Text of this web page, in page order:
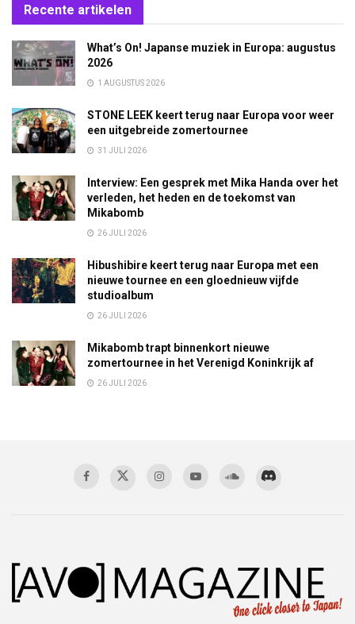
Recente artikelen
What’s On! Japanse muziek in Europa: augustus
2026
1 AUGUSTUS 2026
STONE LEEK keert terug naar Europa voor weer
een uitgebreide zomertournee
31 JULI 2026
Interview: Een gesprek met Mika Handa over het
verleden, het heden en de toekomst van
Mikabomb
26 JULI 2026
Hibushibire keert terug naar Europa met een
nieuwe tournee en een gloednieuw vijfde
studioalbum
26 JULI 2026
Mikabomb trapt binnenkort nieuwe
zomertournee in het Verenigd Koninkrijk af
26 JULI 2026